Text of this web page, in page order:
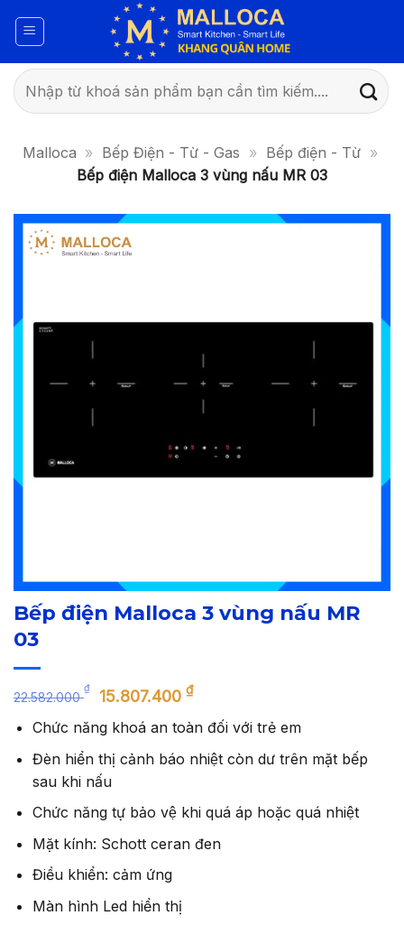
qua
dung
Tìm
kiếm:
Malloca » Bếp Điện - Từ - Gas » Bếp điện - Từ »
Bếp điện Malloca 3 vùng nấu MR 03
Bếp điện Malloca 3 vùng nấu MR
03
22.582.000
₫
Giá
gốc
là:
22.582.000 ₫.
15.807.400₫Giá
hiện
tại
là:
Chức năng khoá an toàn đối với trẻ em
Đèn hiển thị cảnh báo nhiệt còn dư trên mặt bếp
sau khi nấu
Chức năng tự bảo vệ khi quá áp hoặc quá nhiệt
Mặt kính: Schott ceran đen
Điều khiển: cảm ứng
Màn hình Led hiển thị